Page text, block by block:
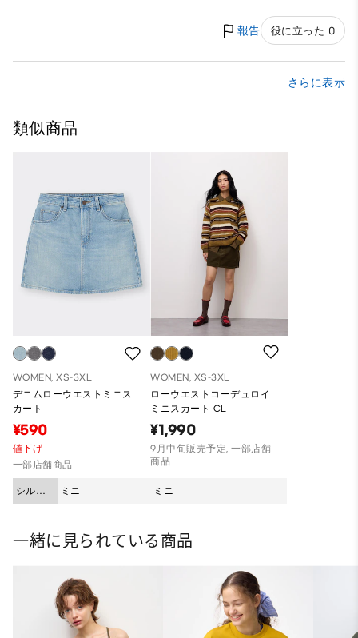
報告 役に立った 0
さらに表示
類似商品
WOMEN, XS-3XL
デニムローウエストミニス
カート
¥590
値下げ
一部店舗商品
シルエ
ット
ミニ
WOMEN, XS-3XL
ローウエストコーデュロイ
ミニスカート CL
¥1,990
9月中旬販売予定, 一部店舗
商品
ミニ
一緒に見られている商品